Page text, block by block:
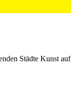
Städte Kunst